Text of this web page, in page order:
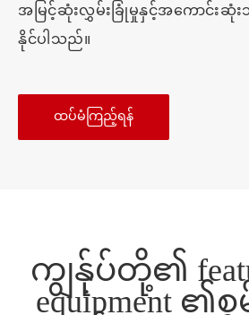
အမြင့်ဆုံးလွှမ်းခြုံမှုနှင့်အကောင်း
နိုင်ပါသည်။
ထပ်မံကြည့်ရန်
ကျွန်ုပ်တို့၏
equipment ၏